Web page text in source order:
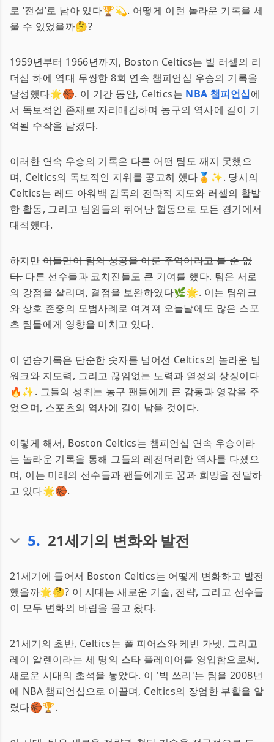
로 ‘전설’로 남아 있다🏆💫. 어떻게 이런 놀라운 기록을 세
울 수 있었을까🤔?
1959년부터 1966년까지, Boston Celtics는 빌 러셀의 리
더십 하에 역대 무쌍한 8회 연속 챔피언십 우승의 기록을
달성했다🌟🏀. 이 기간 동안, Celtics는 NBA 챔피언십에
서 독보적인 존재로 자리매김하며 농구의 역사에 길이 기
억될 수작을 남겼다.
이러한 연속 우승의 기록은 다른 어떤 팀도 깨지 못했으
며, Celtics의 독보적인 지위를 공고히 했다🏅✨. 당시의
Celtics는 레드 아워백 감독의 전략적 지도와 러셀의 활발
한 활동, 그리고 팀원들의 뛰어난 협동으로 모든 경기에서
대적했다.
하지만이들만이 팀의 성공을 이룬 주역이라고 볼 순 없
다.다른 선수들과 코치진들도 큰 기여를 했다. 팀은 서로
의 강점을 살리며, 결점을 보완하였다🌿🌟. 이는 팀워크
와 상호 존중의 모범사례로 여겨져 오늘날에도 많은 스포
츠 팀들에게 영향을 미치고 있다.
이 연승기록은 단순한 숫자를 넘어선 Celtics의 놀라운 팀
워크와 지도력, 그리고 끊임없는 노력과 열정의 상징이다
🔥✨. 그들의 성취는 농구 팬들에게 큰 감동과 영감을 주
었으며, 스포츠의 역사에 길이 남을 것이다.
이렇게 해서, Boston Celtics는 챔피언십 연속 우승이라
는 놀라운 기록을 통해 그들의 레전더리한 역사를 다졌으
며, 이는 미래의 선수들과 팬들에게도 꿈과 희망을 전달하
고 있다🌟🏀.
5. 21세기의 변화와 발전
21세기에 들어서 Boston Celtics는 어떻게 변화하고 발전
했을까🌟🤔? 이 시대는 새로운 기술, 전략, 그리고 선수들
이 모두 변화의 바람을 몰고 왔다.
21세기의 초반, Celtics는 폴 피어스와 케빈 가넷, 그리고
레이 알렌이라는 세 명의 스타 플레이어를 영입함으로써,
새로운 시대의 초석을 놓았다. 이 '빅 쓰리'는 팀을 2008년
에 NBA 챔피언십으로 이끌며, Celtics의 장엄한 부활을 알
렸다🏀🏆.